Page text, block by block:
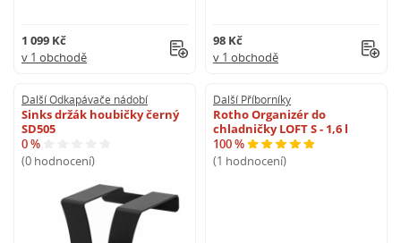
1 099 Kč
v 1 obchodě
98 Kč
v 1 obchodě
Další Odkapávače nádobí
Sinks držák houbičky černý
SD505
0 %
(0 hodnocení)
Další Příborníky
Rotho Organizér do
chladničky LOFT S - 1,6 l
100 %
(1 hodnocení)